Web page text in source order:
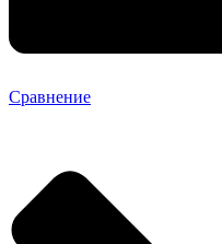
Сравнение